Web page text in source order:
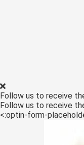
Follow us to receive
Follow us to receive
<:optin-form-